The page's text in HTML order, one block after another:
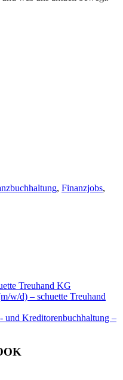
, Finanzjobs,
Treuhand KG
w/d) – schuette Treuhand
und Kreditorenbuchhaltung –